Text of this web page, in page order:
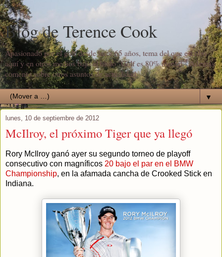
Blog de Terence Cook
Apasionado por el golf desde hace 65 años, tema del que escribo
aquí y en otros medios bajo el título "Golf es 80% mental". Además
comento sobre otros asuntos de actualidad.
▼
lunes, 10 de septiembre de 2012
McIlroy, el próximo Tiger que ya llegó
Rory McIlroy ganó ayer su segundo torneo de playoff
consecutivo con magníficos 20 bajo el par en el BMW
Championship, en la afamada cancha de Crooked Stick en
Indiana.